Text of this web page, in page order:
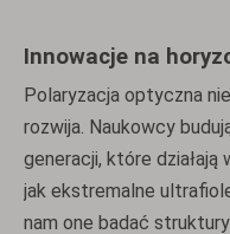
Innowacje na
Polaryzacja optyczna
rozwija. Naukowcy
generacji, które działają
jak ekstremalne
nam one badać